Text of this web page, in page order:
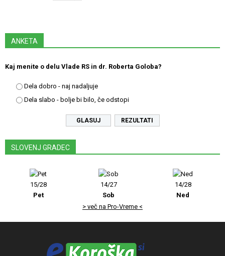
ANKETA
Kaj menite o delu Vlade RS in dr. Roberta Goloba?
Dela dobro - naj nadaljuje
Dela slabo - bolje bi bilo, če odstopi
REZULTATI
SLOVENJ GRADEC
15/28
Pet
14/27
Sob
14/28
Ned
> več na Pro-Vreme <